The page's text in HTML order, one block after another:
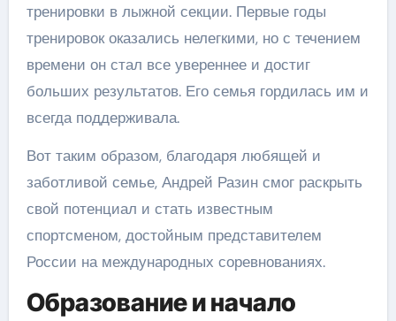
тренировки в лыжной секции. Первые годы
тренировок оказались нелегкими, но с течением
времени он стал все увереннее и достиг
больших результатов. Его семья гордилась им и
всегда поддерживала.
Вот таким образом, благодаря любящей и
заботливой семье, Андрей Разин смог раскрыть
свой потенциал и стать известным
спортсменом, достойным представителем
России на международных соревнованиях.
Образование и начало